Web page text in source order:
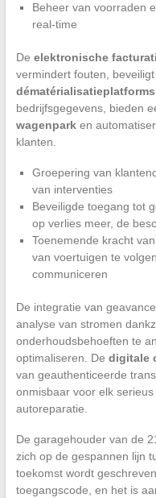
Beheer van voorraden
real-time
De elektronische
vermindert fouten,
dématérialisatieplatforms
bedrijfsgegevens, bieden
wagenparken
klanten.
Groepering van
van interventies
Beveiligde toegang tot
op verlies meer, de
Toenemende kracht van
van voertuigen te
communiceren
De integratie van
analyse van stromen
onderhoudsbehoeften te
optimaliseren. De digitale
van geauthenticeerde
onmisbaar voor elk
autoreparatie.
De garagehouder van de
zich op de gespannen lijn
toekomst wordt
toegangscode, en het is